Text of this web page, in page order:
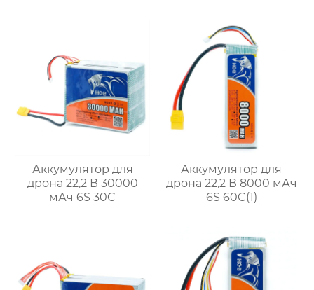
Аккумулятор для
дрона 22,2 В 30000
мАч 6S 30C
Аккумулятор для
дрона 22,2 В 8000 мАч
6S 60C(1)